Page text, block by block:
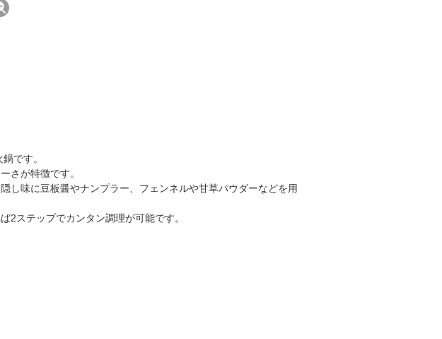
です。
さが特徴です。
し味に豆板醤やナンプラー、フェンネルや甘草パウダーなどを用
2ステップでカンタン調理が可能です。